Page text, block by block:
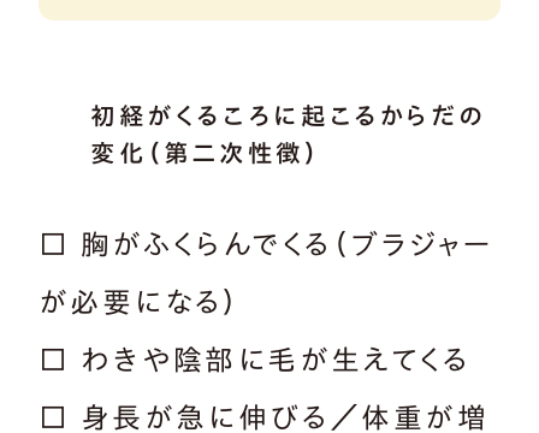
初経がくるころに起こるからだの
変化（第二次性徴）
□ 胸がふくらんでくる（ブラジャー
が必要になる）
□ わきや陰部に毛が生えてくる
□ 身長が急に伸びる／体重が増